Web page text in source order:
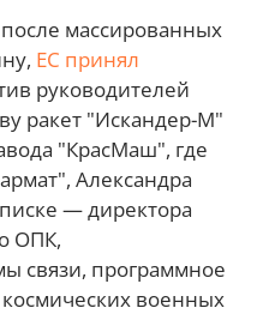
массированных
ЕС принял
руководителей
ракет "Искандер-М"
"КрасМаш", где
Александра
— директора
ОПК,
связи, программное
военных